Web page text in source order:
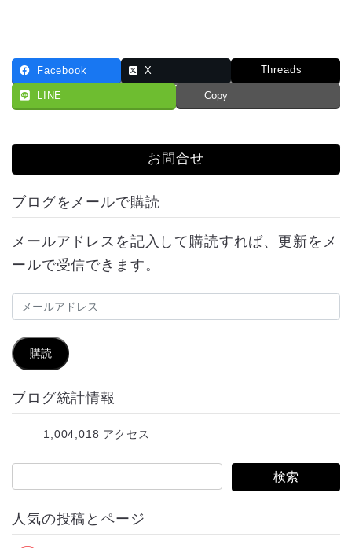
Facebook X Threads
LINE Copy
お問合せ
ブログをメールで購読
メールアドレスを記入して購読すれば、更新をメ
ールで受信できます。
メ
ル
ア
ド
購読
ブログ統計情報
1,004,018 アクセス
人気の投稿とページ